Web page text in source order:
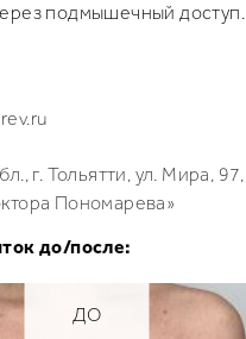
подмышечный доступ.
г. Тольятти, ул. Мира, 97,
Пономарева»
до/после:
ДО